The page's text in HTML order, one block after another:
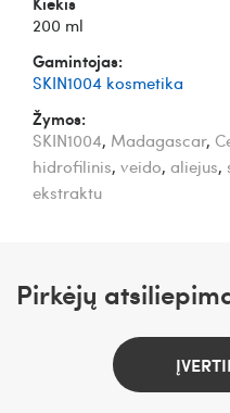
200 ml
Gamintojas:
SKIN1004 kosmetika
Žymos:
SKIN1004, Madagascar,
hidrofilinis, veido, aliejus,
ekstraktu
Pirkėjų